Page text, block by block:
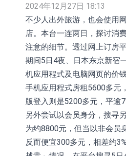
统工程股权
中国智能健康
【异动股】钨板
(000657.CN)涨
【异动股】昨日
拉升，欣天科技
19.97%
【异动股】港股
车内饰
务集团(02215.HK)
和光智成完成天
10年期港元特区
2026年8月12日
2024年12月27日 18:13
不少人出外旅游，也会使用
店。本台一连两日，探讨消
注意的细节。透过网上订房
期间5日4夜、日本东京新宿
机应用程式及电脑网页的价
手机应用程式房租5600多元
版登入则是5200多元，平逾
另外尝试以会员身分，搜寻
为约8800元，但当以非会员
反而便宜300多元，相差约